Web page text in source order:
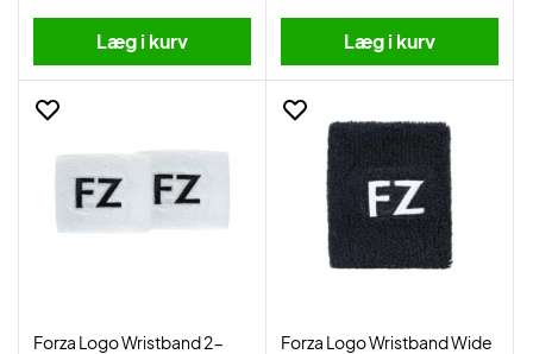
Læg i kurv Læg i kurv
Forza Logo Wristband 2-
Forza Logo Wristband Wide